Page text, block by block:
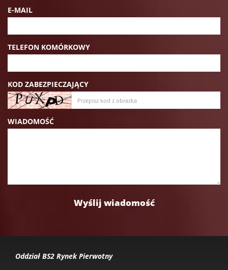
E-MAIL
TELEFON KOMÓRKOWY
KOD ZABEZPIECZAJĄCY
WIADOMOŚĆ
Oddział BS2 Rynek Pierwotny